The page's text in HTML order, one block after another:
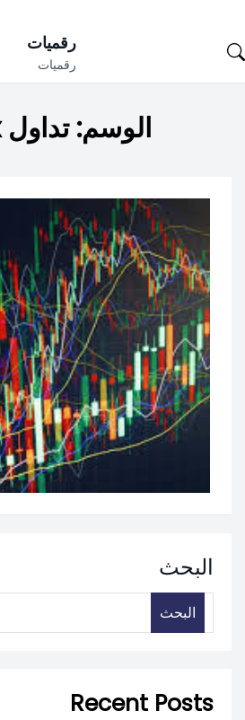
to
رقميات
رقميات
الوسم:تداول forex
البحث
البحث
Recent Posts